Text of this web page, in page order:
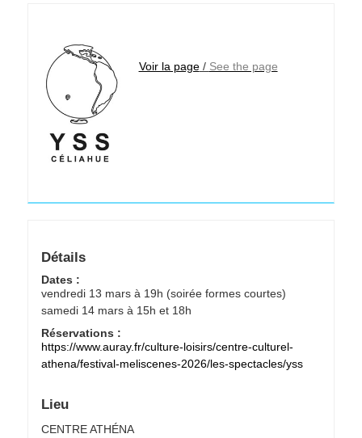
Voir la page/ See the page
Détails
Dates :
vendredi 13 mars à 19h (soirée formes courtes)
samedi 14 mars à 15h et 18h
Réservations :
https://www.auray.fr/culture-loisirs/centre-culturel-
athena/festival-meliscenes-2026/les-spectacles/yss
Lieu
CENTRE ATHÉNA